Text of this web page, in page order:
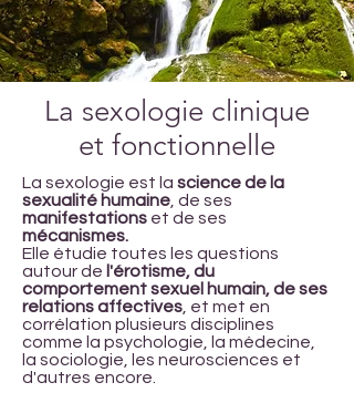
La sexologie clinique
et fonctionnelle
La sexologie est la science de la
sexualité humaine , de ses
manifestations et de ses
mécanismes.
Elle étudie toutes les questions
autour de l'érotisme, du
comportementsexuel humain, de ses
relations affectives , et met en
corrélation plusieurs disciplines
comme la psychologie, la médecine,
la sociologie, les neurosciences et
d'autres encore.